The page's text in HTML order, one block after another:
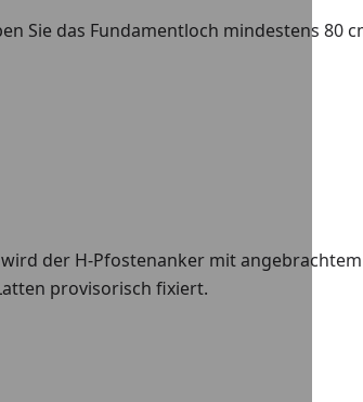
Sie das Fundamentloch mindestens 80
der H-Pfostenanker mit
provisorisch fixiert.